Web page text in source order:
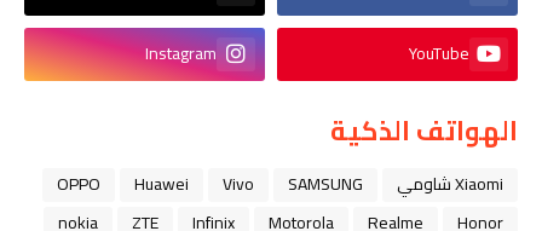
YouTube
Instagram
الهواتف الذكية
Xiaomi شاومي SAMSUNG
Vivo
Huawei
OPPO
Honor
Realme
Motorola
Infinix
ZTE
nokia